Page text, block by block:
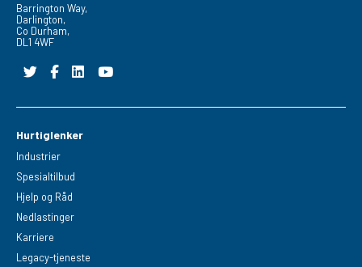
Barrington Way,
Darlington,
Co Durham,
DL1 4WF
Hurtiglenker
Industrier
Spesialtilbud
Hjelp og Råd
Nedlastinger
Karriere
Legacy-tjeneste